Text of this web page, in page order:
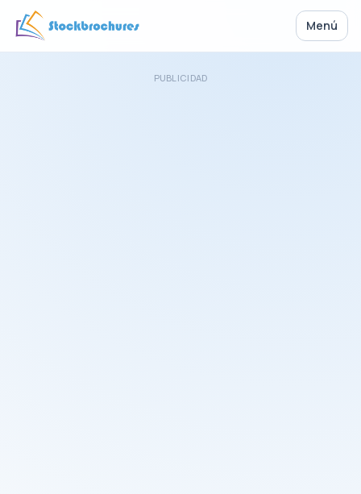
Menú
PUBLICIDAD